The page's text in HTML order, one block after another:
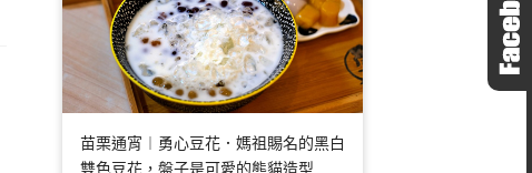
苗栗通宵︱勇心豆花．媽祖賜名的黑白
雙色豆花，盤子是可愛的熊貓造型